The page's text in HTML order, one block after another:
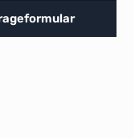
Gib den